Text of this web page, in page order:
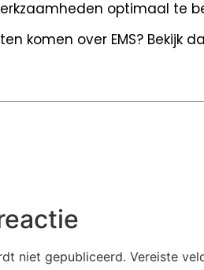
optimaal te
komen over EMS? Bekijk
niet gepubliceerd. Vereiste